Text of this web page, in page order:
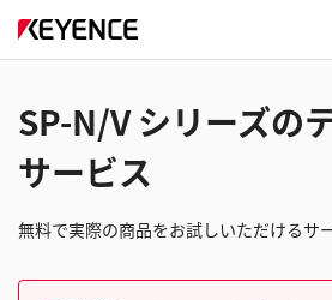
SP-N/V シリーズの
サービス
無料で実際の商品をお試しいただけるサ